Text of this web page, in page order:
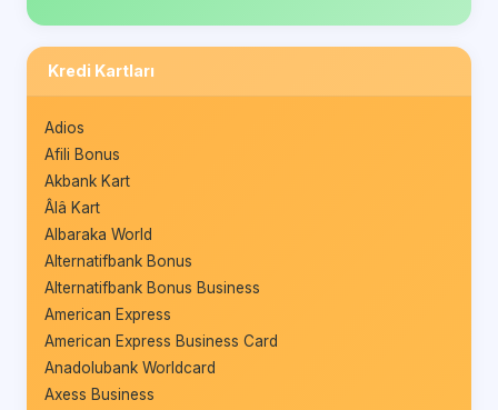
Kredi Kartları
Adios
Afili Bonus
Akbank Kart
Âlâ Kart
Albaraka World
Alternatifbank Bonus
Alternatifbank Bonus Business
American Express
American Express Business Card
Anadolubank Worldcard
Axess Business